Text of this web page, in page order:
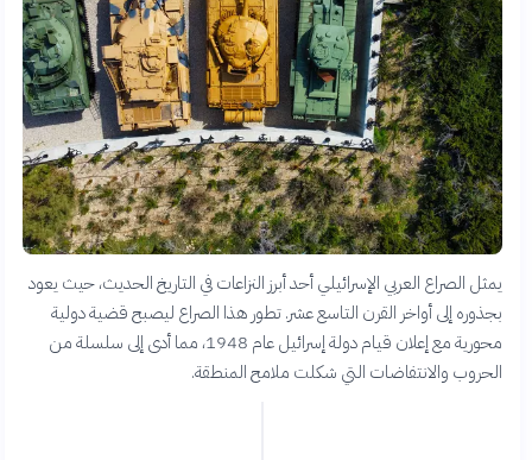
يمثل الصراع العربي الإسرائيلي أحد أبرز النزاعات في التاريخ الحديث، حيث يعود
بجذوره إلى أواخر القرن التاسع عشر. تطور هذا الصراع ليصبح قضية دولية
محورية مع إعلان قيام دولة إسرائيل عام 1948، مما أدى إلى سلسلة من
الحروب والانتفاضات التي شكلت ملامح المنطقة.